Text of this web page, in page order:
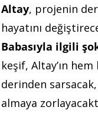
Altay, projenin
hayatını
Babasıyla ilgili
keşif, Altay’ın
derinden
almaya